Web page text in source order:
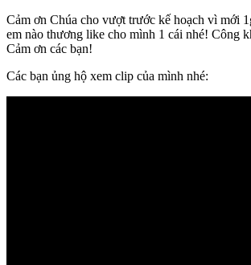
Cảm ơn Chúa cho vượt trước kế hoạch vì mới
em nào thương like cho mình 1 cái nhé! Công
Cảm ơn các bạn!
Các bạn ủng hộ xem clip của mình nhé: